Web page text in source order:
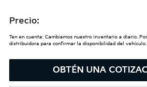
Precio:
Ten en cuenta: Cambiamos nuestro inventario a diario.
distribuidora para confirmar la disponibilidad del vehículo.
OBTÉN UNA